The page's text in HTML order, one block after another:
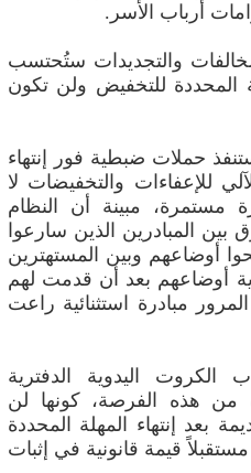
أرباب الأسر.
والتجديدات ستُحتسب
المحددة للتخفيض ولن تكون
حملات ضبطية فور إنتهاء
للإعفاءات والتخفيضات لا
مبينة أن النظام
بين المبادرين الذين سارعوا
أوضاعهم وبين المستهترين
أوضاعهم بعد أن قدمت لهم
مبادرة استثنائية راعت
اليدوية الدفترية
من هذه الفرصة، كونها لن
بعد إنتهاء المهلة المحددة
قيمة قانونية في إثبات